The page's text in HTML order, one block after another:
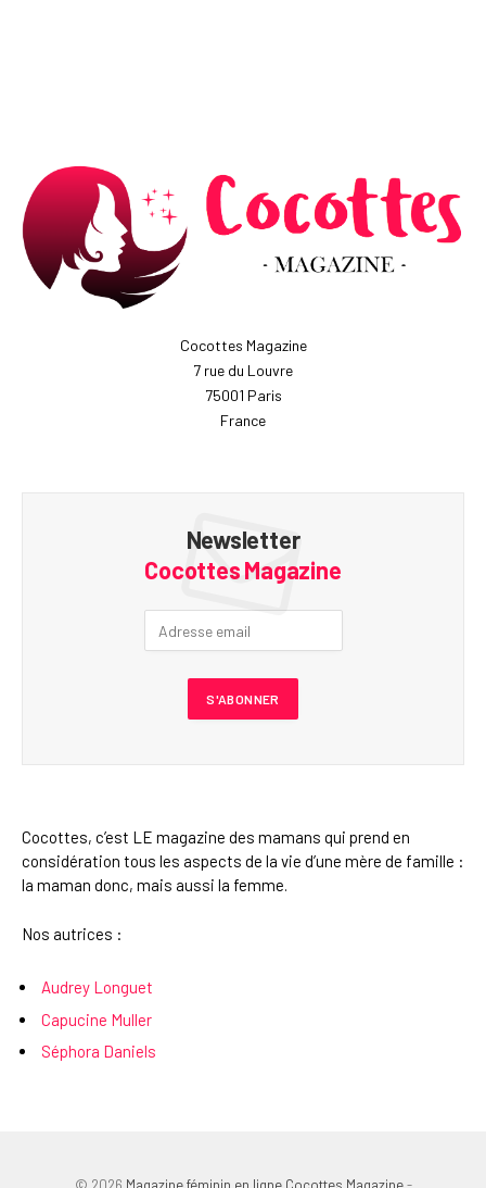
Cocottes Magazine
7 rue du Louvre
75001 Paris
France
Newsletter
Cocottes Magazine
Cocottes, c’est LE magazine des mamans qui prend en
considération tous les aspects de la vie d’une mère de famille :
la maman donc, mais aussi la femme.
Nos autrices :
Audrey Longuet
Capucine Muller
Séphora Daniels